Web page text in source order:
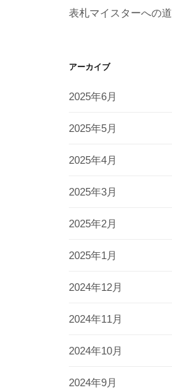
表札マイスターへの道
アーカイブ
2025年6月
2025年5月
2025年4月
2025年3月
2025年2月
2025年1月
2024年12月
2024年11月
2024年10月
2024年9月